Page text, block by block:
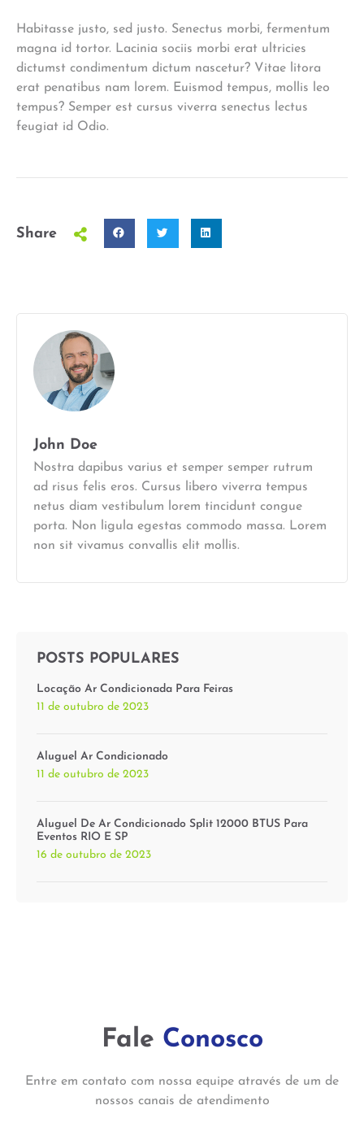
Habitasse justo, sed justo. Senectus morbi, fermentum
magna id tortor. Lacinia sociis morbi erat ultricies
dictumst condimentum dictum nascetur? Vitae litora
erat penatibus nam lorem. Euismod tempus, mollis leo
tempus? Semper est cursus viverra senectus lectus
feugiat id Odio.
Share
John Doe
Nostra dapibus varius et semper semper rutrum
ad risus felis eros. Cursus libero viverra tempus
netus diam vestibulum lorem tincidunt congue
porta. Non ligula egestas commodo massa. Lorem
non sit vivamus convallis elit mollis.
POSTS POPULARES
Locação Ar Condicionada Para Feiras
11 de outubro de 2023
Aluguel Ar Condicionado
11 de outubro de 2023
Aluguel De Ar Condicionado Split 12000 BTUS Para
Eventos RIO E SP
16 de outubro de 2023
Fale Conosco
Entre em contato com nossa equipe através de um de
nossos canais de atendimento